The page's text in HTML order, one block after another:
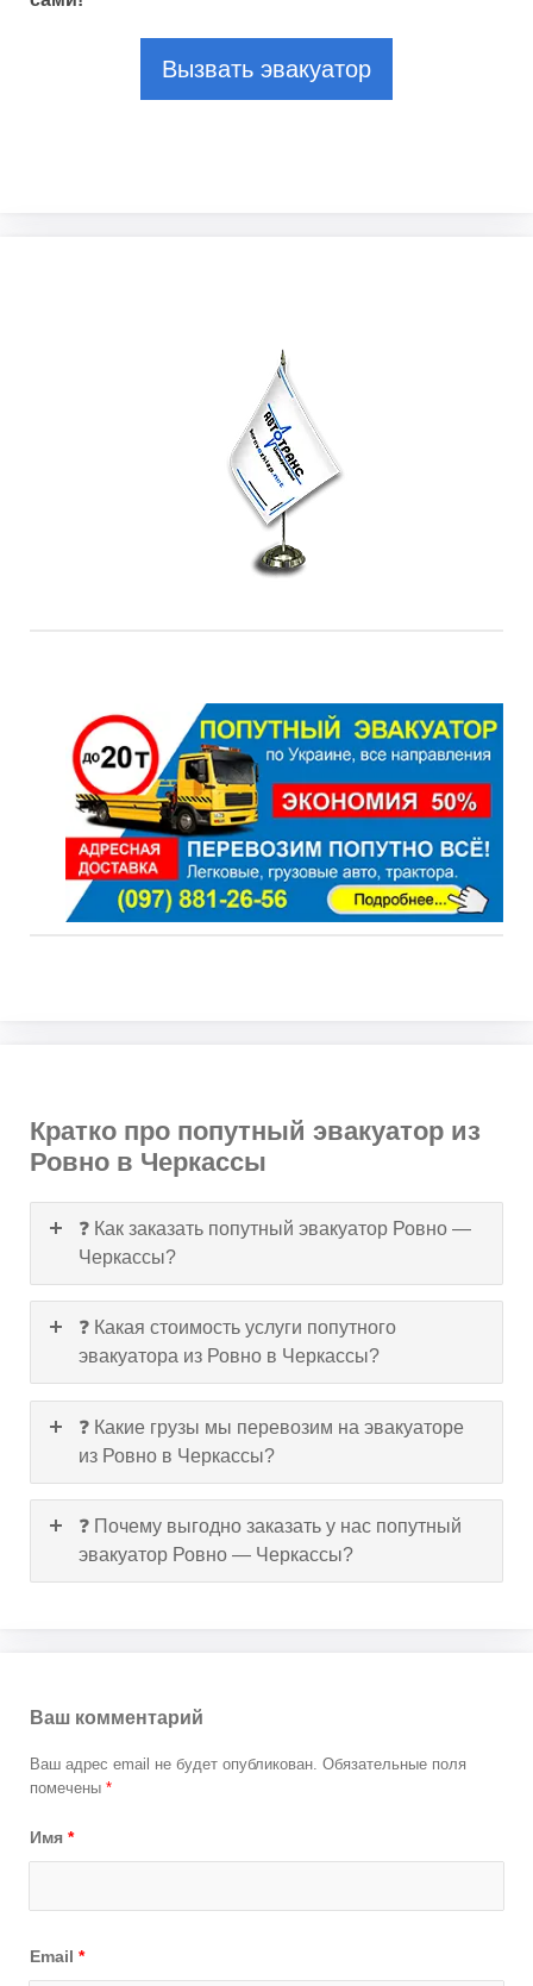
Вызвать эвакуатор
Кратко про попутный эвакуатор из
Ровно в Черкассы
❓ Как заказать попутный эвакуатор Ровно —
Черкассы?
❓ Какая стоимость услуги попутного
эвакуатора из Ровно в Черкассы?
❓ Какие грузы мы перевозим на эвакуаторе
из Ровно в Черкассы?
❓ Почему выгодно заказать у нас попутный
эвакуатор Ровно — Черкассы?
Ваш комментарий
Ваш адрес email не будет опубликован. Обязательные поля
помечены *
Имя *
Email *